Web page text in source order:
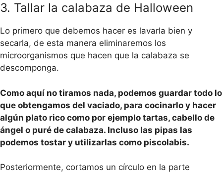
3. Tallar la calabaza de Halloween
Lo primero que debemos hacer es lavarla bien y
secarla, de esta manera eliminaremos los
microorganismos que hacen que la calabaza se
descomponga.
Como aquí no tiramos nada, podemos guardar todo lo
que obtengamos del vaciado, para cocinarlo y hacer
algún plato rico como por ejemplo tartas, cabello de
ángel o puré de calabaza. Incluso las pipas las
podemos tostar y utilizarlas como piscolabis.
Posteriormente, cortamos un círculo en la parte